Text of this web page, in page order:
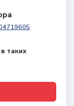
таких